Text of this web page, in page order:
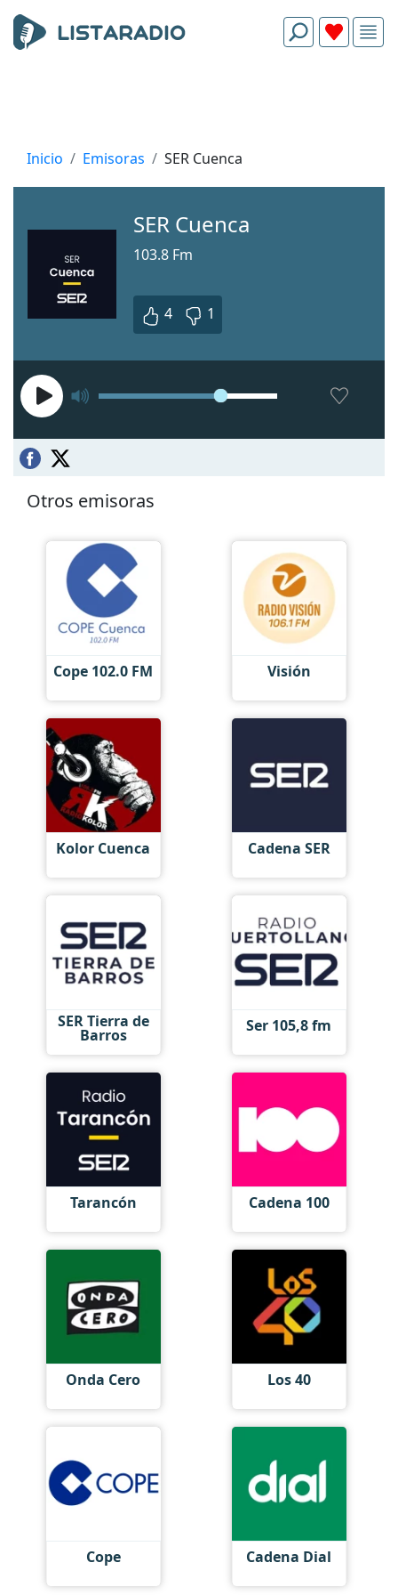
Inicio Emisoras SER Cuenca
SER Cuenca
103.8 Fm
4 1
Otros emisoras
Cope 102.0 FM Visión
Kolor Cuenca Cadena SER
SER Tierra de
Barros Ser 105,8 fm
Tarancón Cadena 100
Onda Cero Los 40
Cope Cadena Dial